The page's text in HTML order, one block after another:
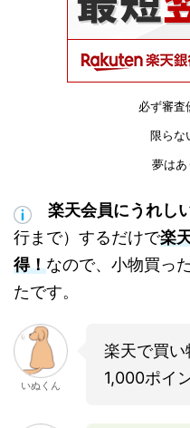
必ず審査
限らな
夢は
楽天会員にうれし
行まで）するだけで楽
得！なので、小物買っ
たです。
いぬくん
楽天で買
1,000ポイ